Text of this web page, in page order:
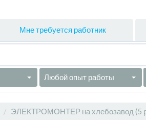
Мне требуется работник
Любой опыт работы
ЭЛЕКТРОМОНТЕР на хлебозавод (5